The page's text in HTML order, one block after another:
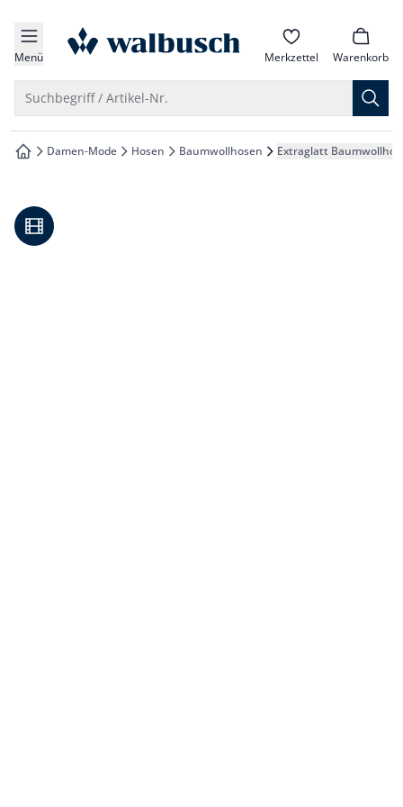
springen
springen
springen
springen
Menü zur Startseite Merkzettel Warenkorb
Suchbegriff / Artikel-Nr.
zur Startseite
Damen-Mode Hosen Baumwollhosen Extraglatt
Video